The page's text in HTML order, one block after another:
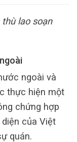
lao soạn
ngoài và
thực hiện một
chứng hợp
của Việt
quán.